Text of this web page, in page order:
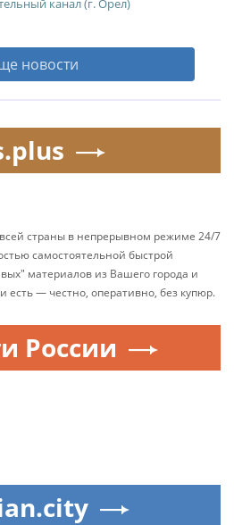
канал (г. Орел)
новости
страны в непрерывном режиме 24/7
самостоятельной быстрой
материалов из Вашего города и
есть — честно, оперативно, без купюр.
России